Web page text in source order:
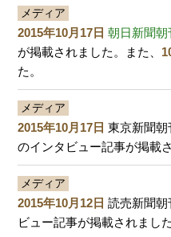
メディア
2015年10月17日 朝日新聞朝
が掲載されました。また、
た。
メディア
2015年10月17日 東京新聞
のインタビュー記事が掲載
メディア
2015年10月12日 読売新聞
ビュー記事が掲載されました